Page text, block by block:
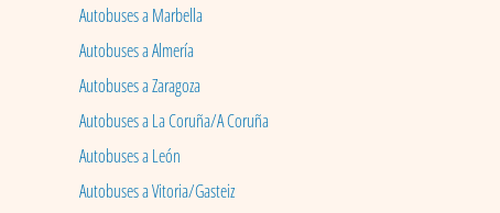
Autobuses a Marbella
Autobuses a Almería
Autobuses a Zaragoza
Autobuses a La Coruña/A Coruña
Autobuses a León
Autobuses a Vitoria/Gasteiz